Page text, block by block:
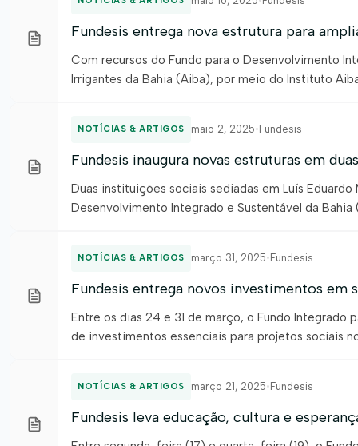
Fundesis entrega nova estrutura para
Com recursos do Fundo para o Desenvolvimento
Irrigantes da Bahia (Aiba), por meio do Instituto
NOTÍCIAS & ARTIGOS maio 2, 2025• Fundesis
Fundesis inaugura novas estruturas em
Duas instituições sociais sediadas em Luís
Desenvolvimento Integrado e Sustentável da
NOTÍCIAS & ARTIGOS março 31, 2025• Fundesis
Fundesis entrega novos investimentos
Entre os dias 24 e 31 de março, o Fundo Integrado
de investimentos essenciais para projetos sociais
NOTÍCIAS & ARTIGOS março 21, 2025• Fundesis
Fundesis leva educação, cultura e